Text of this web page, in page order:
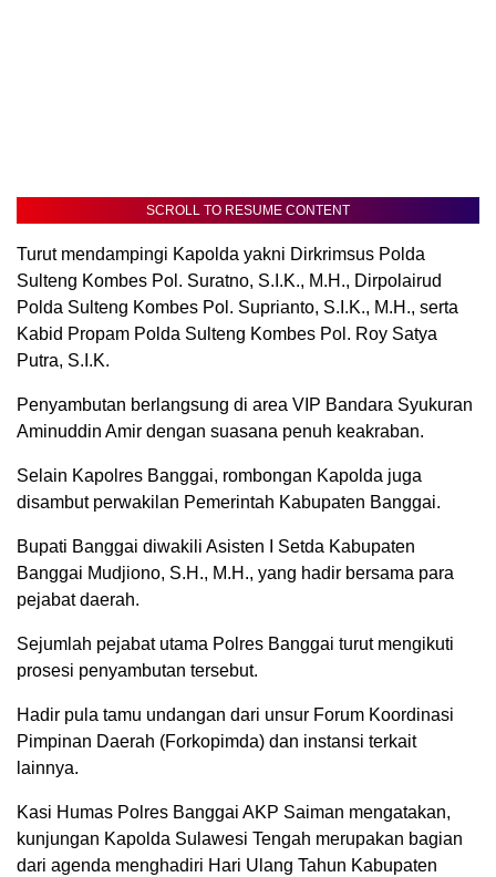
SCROLL TO RESUME CONTENT
Turut mendampingi Kapolda yakni Dirkrimsus Polda
Sulteng Kombes Pol. Suratno, S.I.K., M.H., Dirpolairud
Polda Sulteng Kombes Pol. Suprianto, S.I.K., M.H., serta
Kabid Propam Polda Sulteng Kombes Pol. Roy Satya
Putra, S.I.K.
Penyambutan berlangsung di area VIP Bandara Syukuran
Aminuddin Amir dengan suasana penuh keakraban.
Selain Kapolres Banggai, rombongan Kapolda juga
disambut perwakilan Pemerintah Kabupaten Banggai.
Bupati Banggai diwakili Asisten I Setda Kabupaten
Banggai Mudjiono, S.H., M.H., yang hadir bersama para
pejabat daerah.
Sejumlah pejabat utama Polres Banggai turut mengikuti
prosesi penyambutan tersebut.
Hadir pula tamu undangan dari unsur Forum Koordinasi
Pimpinan Daerah (Forkopimda) dan instansi terkait
lainnya.
Kasi Humas Polres Banggai AKP Saiman mengatakan,
kunjungan Kapolda Sulawesi Tengah merupakan bagian
dari agenda menghadiri Hari Ulang Tahun Kabupaten